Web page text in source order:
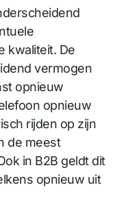
kwaliteit. De
vermogen
opnieuw
opnieuw
rijden op zijn
de meest
in B2B geldt dit
opnieuw uit